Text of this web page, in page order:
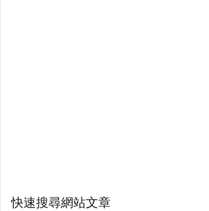
快速搜尋網站文章